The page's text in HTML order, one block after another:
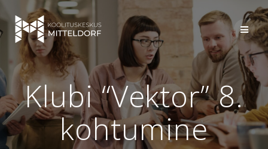
Skip
to
content
Klubi “Vektor” 8.
kohtumine